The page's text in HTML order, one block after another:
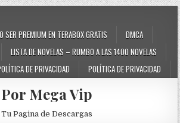
SER PREMIUM EN TERABOX GRATIS
DMCA
LISTA DE NOVELAS – RUMBO A LAS 1400 NOVELAS
DE PRIVACIDAD POLÍTICA DE PRIVACIDAD
Por Mega Vip
Tu Pagina de Descargas